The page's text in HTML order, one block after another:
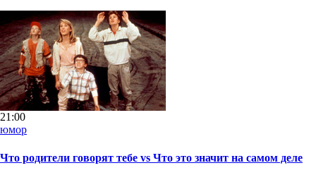
21:00
юмор
Что родители говорят тебе vs Что это значит на самом деле